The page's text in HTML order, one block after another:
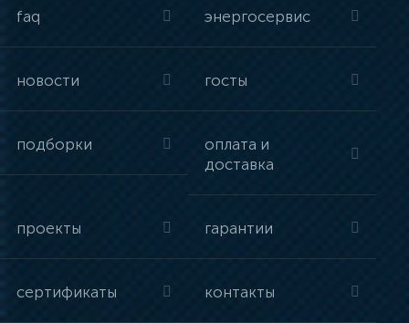
faq энергосервис
новости госты
подборки
оплата и
доставка
проекты гарантии
сертификаты контакты